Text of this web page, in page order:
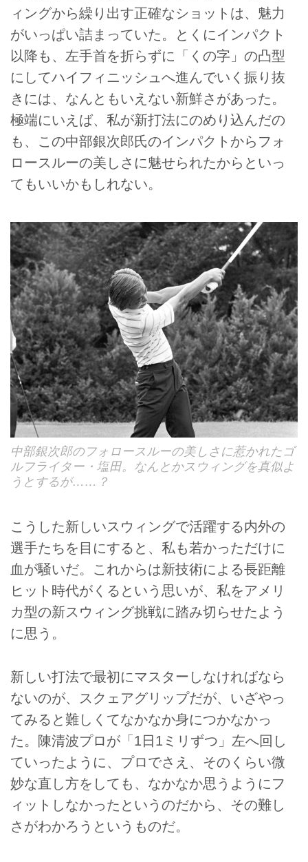
ィングから繰り出す正確なショットは、魅力
がいっぱい詰まっていた。とくにインパクト
以降も、左手首を折らずに「くの字」の凸型
にしてハイフィニッシュへ進んでいく振り抜
きには、なんともいえない新鮮さがあった。
極端にいえば、私が新打法にのめり込んだの
も、この中部銀次郎氏のインパクトからフォ
ロースルーの美しさに魅せられたからといっ
てもいいかもしれない。
中部銀次郎のフォロースルーの美しさに惹かれたゴ
ルフライター・塩田。なんとかスウィングを真似よ
うとするが……？
こうした新しいスウィングで活躍する内外の
選手たちを目にすると、私も若かっただけに
血が騒いだ。これからは新技術による長距離
ヒット時代がくるという思いが、私をアメリ
カ型の新スウィング挑戦に踏み切らせたよう
に思う。
新しい打法で最初にマスターしなければなら
ないのが、スクェアグリップだが、いざやっ
てみると難しくてなかなか身につかなかっ
た。陳清波プロが「1日1ミリずつ」左へ回し
ていったように、プロでさえ、そのくらい微
妙な直し方をしても、なかなか思うようにフ
ィットしなかったというのだから、その難し
さがわかろうというものだ。